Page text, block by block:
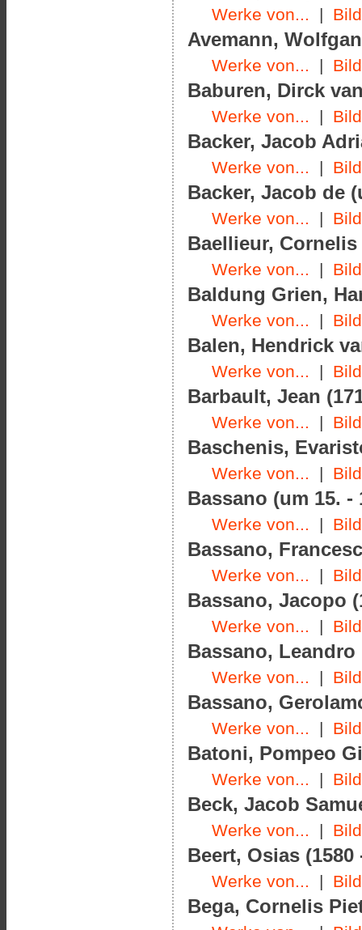
Werke von... |
Avemann,
Werke von... |
Baburen, Dirck
Werke von... |
Backer, Jacob
Werke von... |
Backer, Jacob de
Werke von... |
Baellieur, Cornelis
Werke von... |
Baldung Grien,
Werke von... |
Balen, Hendrick
Werke von... |
Barbault, Jean
Werke von... |
Baschenis,
Werke von... |
Bassano (um 15. -
Werke von... |
Bassano,
Werke von... |
Bassano, Jacopo
Werke von... |
Bassano, Leandro
Werke von... |
Bassano,
Werke von... |
Batoni, Pompeo
Werke von... |
Beck, Jacob
Werke von... |
Beert, Osias (1580
Werke von... |
Bega, Cornelis